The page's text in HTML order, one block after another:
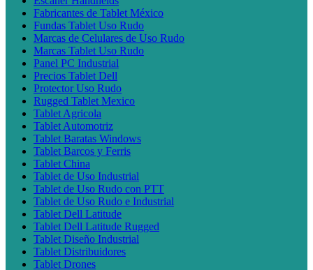
Fabricantes de Tablet México
Fundas Tablet Uso Rudo
Marcas de Celulares de Uso Rudo
Marcas Tablet Uso Rudo
Panel PC Industrial
Precios Tablet Dell
Protector Uso Rudo
Rugged Tablet Mexico
Tablet Agricola
Tablet Automotriz
Tablet Baratas Windows
Tablet Barcos y Ferris
Tablet China
Tablet de Uso Industrial
Tablet de Uso Rudo con PTT
Tablet de Uso Rudo e Industrial
Tablet Dell Latitude
Tablet Dell Latitude Rugged
Tablet Diseño Industrial
Tablet Distribuidores
Tablet Drones